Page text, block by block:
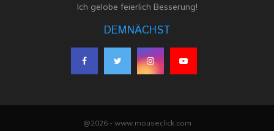
Ich gelobe feierlich Besserung!
DEMNÄCHST
@2026 - www.mouseclick.com